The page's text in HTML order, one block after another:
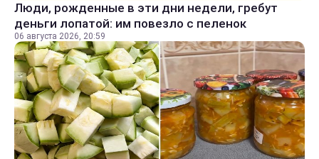
Люди, рожденные в эти дни недели, гребут
деньги лопатой: им повезло с пеленок
06 августа 2026, 20:59